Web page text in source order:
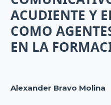
ACUDIENTE Y
COMO
EN LA
Alexander Bravo Molina